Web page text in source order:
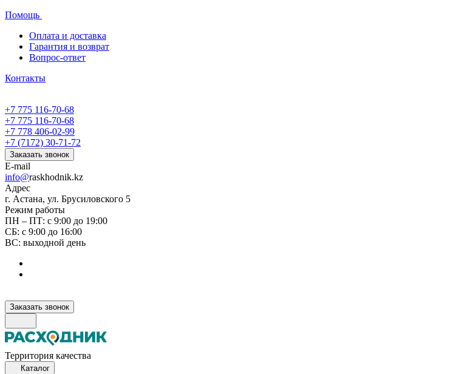
Помощь
Оплата и доставка
Гарантия и возврат
Вопрос-ответ
Контакты
+7 775 116-70-68
+7 775 116-70-68
+7 778 406-02-99
+7 (7172) 30-71-72
Заказать звонок
E-mail
info@raskhodnik.kz
Адрес
г. Астана, ул. Брусиловского 5
Режим работы
ПН – ПТ: с 9:00 до 19:00
СБ: с 9:00 до 16:00
ВС: выходной день
Заказать звонок
Территория качества
Каталог